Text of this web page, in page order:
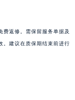
费返修。需保留服务单据及
。建议在质保期结束前进行